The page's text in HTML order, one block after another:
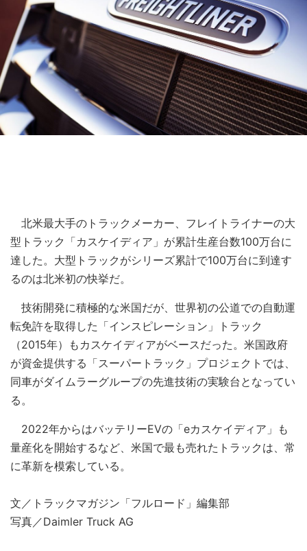
北米最大手のトラックメーカー、フレイトライナーの大
型トラック「カスケイディア」が累計生産台数100万台に
達した。大型トラックがシリーズ累計で100万台に到達す
るのは北米初の快挙だ。
技術開発に積極的な米国だが、世界初の公道での自動運
転免許を取得した「インスピレーション」トラック
（2015年）もカスケイディアがベースだった。米国政府
が資金提供する「スーパートラック」プロジェクトでは、
同車がダイムラーグループの先進技術の実験台となってい
る。
2022年からはバッテリーEVの「eカスケイディア」も
量産化を開始するなど、米国で最も売れたトラックは、常
に革新を模索している。
文／トラックマガジン「フルロード」編集部
写真／Daimler Truck AG